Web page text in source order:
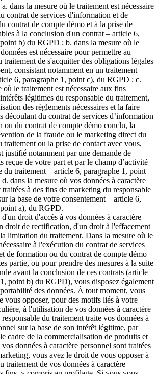
dans la mesure où le traitement est nécessaire
contrat de services d'information et de
contrat de compte démo et à la prise de
à la conclusion d'un contrat – article 6,
b) du RGPD ; b. dans la mesure où le
est nécessaire pour permettre au
traitement de s'acquitter des obligations légales
consistant notamment en un traitement
6, paragraphe 1, point c), du RGPD ; c.
où le traitement est nécessaire aux fins
légitimes du responsable du traitement,
des règlements nécessaires et la faire
découlant du contrat de services d’information
ou du contrat de compte démo conclu, la
de la fraude ou le marketing direct du
traitement ou la prise de contact avec vous,
justifié notamment par une demande de
reçue de votre part et par le champ d’activité
du traitement – article 6, paragraphe 1, point
dans la mesure où vos données à caractère
traitées à des fins de marketing du responsable
la base de votre consentement – article 6,
a), du RGPD.
droit d'accès à vos données à caractère
droit de rectification, d'un droit à l'effacement
limitation du traitement. Dans la mesure où le
à l'exécution du contrat de services
de formation ou du contrat de compte démo
partie, ou pour prendre des mesures à la suite
avant la conclusion de ces contrats (article
point b) du RGPD), vous disposez également
des données. À tout moment, vous
vous opposer, pour des motifs liés à votre
à l'utilisation de vos données à caractère
du traitement traite vos données à
sur la base de son intérêt légitime, par
cadre de la commercialisation de produits et
données à caractère personnel sont traitées
vous avez le droit de vous opposer à
traitement de vos données à caractère